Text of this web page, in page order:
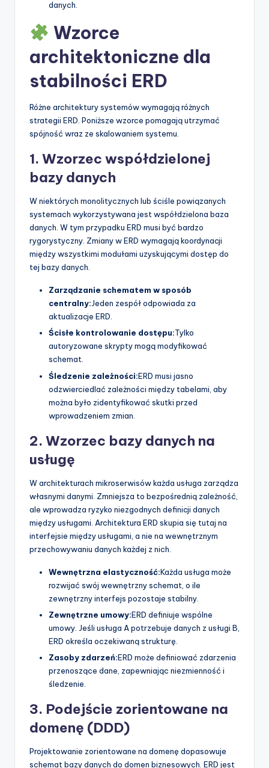
danych.
Wzorce
architektoniczne dla
stabilności ERD
Różne architektury systemów wymagają różnych
strategii ERD. Poniższe wzorce pomagają utrzymać
spójność wraz ze skalowaniem systemu.
1. Wzorzec współdzielonej
bazy danych
W niektórych monolitycznych lub ściśle powiązanych
systemach wykorzystywana jest współdzielona baza
danych. W tym przypadku ERD musi być bardzo
rygorystyczny. Zmiany w ERD wymagają koordynacji
między wszystkimi modułami uzyskującymi dostęp do
tej bazy danych.
Zarządzanie schematem w sposób
centralny:Jeden zespół odpowiada za
aktualizacje ERD.
Ścisłe kontrolowanie dostępu:Tylko
autoryzowane skrypty mogą modyfikować
schemat.
Śledzenie zależności:ERD musi jasno
odzwierciedlać zależności między tabelami, aby
można było zidentyfikować skutki przed
wprowadzeniem zmian.
2. Wzorzec bazy danych na
usługę
W architekturach mikroserwisów każda usługa zarządza
własnymi danymi. Zmniejsza to bezpośrednią zależność,
ale wprowadza ryzyko niezgodnych definicji danych
między usługami. Architektura ERD skupia się tutaj na
interfejsie między usługami, a nie na wewnętrznym
przechowywaniu danych każdej z nich.
Wewnętrzna elastyczność:Każda usługa może
rozwijać swój wewnętrzny schemat, o ile
zewnętrzny interfejs pozostaje stabilny.
Zewnętrzne umowy:ERD definiuje wspólne
umowy. Jeśli usługa A potrzebuje danych z usługi B,
ERD określa oczekiwaną strukturę.
Zasoby zdarzeń:ERD może definiować zdarzenia
przenoszące dane, zapewniając niezmienność i
śledzenie.
3. Podejście zorientowane na
domenę (DDD)
Projektowanie zorientowane na domenę dopasowuje
schemat bazy danych do domen biznesowych. ERD jest